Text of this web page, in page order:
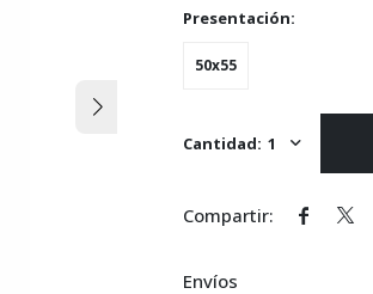
Presentación:
50x55
1
 
Envíos